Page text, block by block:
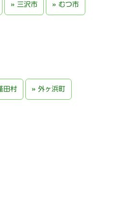
三沢市 むつ市
田村 外ヶ浜町